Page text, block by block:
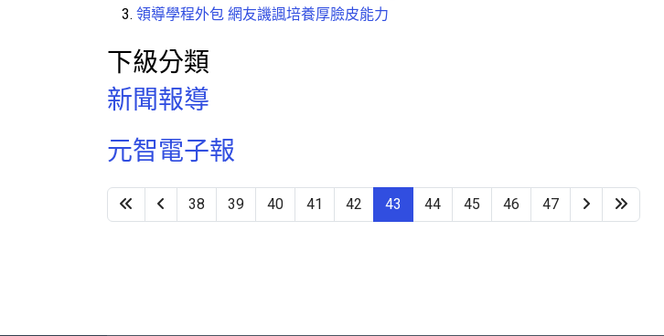
領導學程外包 網友譏諷培養厚臉皮能力
下級分類
新聞報導
元智電子報
38 39 40 41 42 43 44 45 46 47